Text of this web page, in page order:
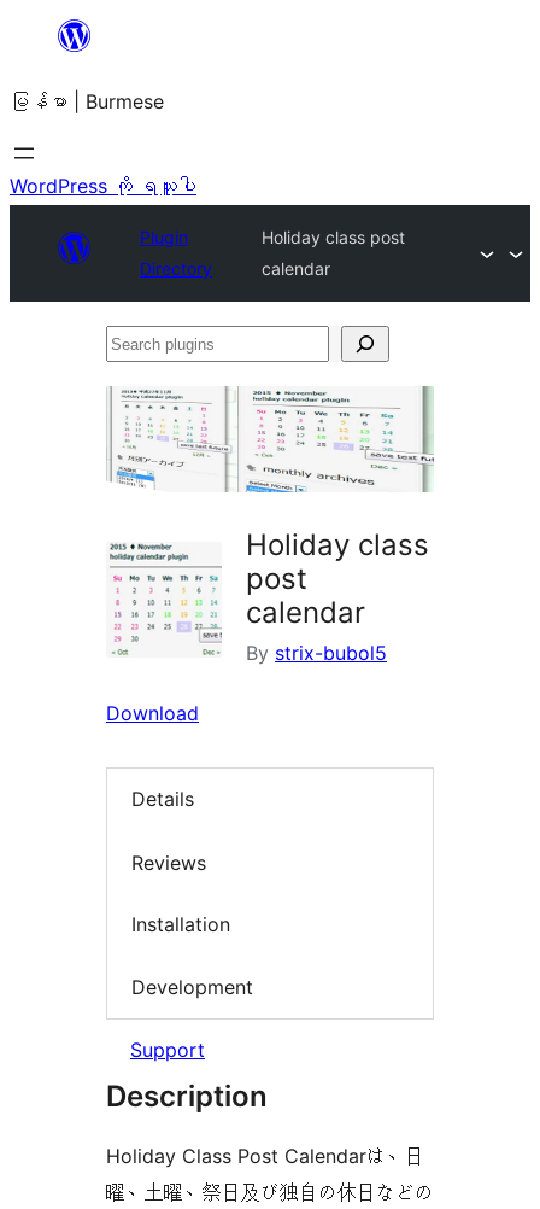
အကြောင်းအရာ
ကျော်သွား
ရန်
မြန်မာ | Burmese
WordPress ကို ရယူပါ
Plugin
Directory
Holiday class post
calendar
Search
Holiday class
post
calendar
By strix-bubol5
Download
Details
Reviews
Installation
Development
Support
Description
Holiday Class Post Calendarは、日
曜、土曜、祭日及び独自の休日などの